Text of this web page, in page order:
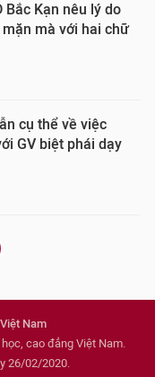
Bắc Kạn nêu lý do
mặn mà với hai chữ
cụ thể về việc
GV biệt phái dạy
Nam
cao đẳng Việt Nam.
26/02/2020.